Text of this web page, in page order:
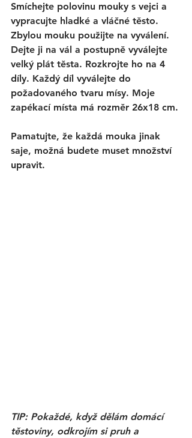
Smíchejte polovinu mouky s vejci a
vypracujte hladké a vláčné těsto.
Zbylou mouku použijte na vyválení.
Dejte ji na vál a postupně vyválejte
velký plát těsta. Rozkrojte ho na 4
díly. Každý díl vyválejte do
požadovaného tvaru mísy. Moje
zapékací místa má rozměr 26x18 cm.
Pamatujte, že každá mouka jinak
saje, možná budete muset množství
upravit.
TIP: Pokaždé, když dělám domácí
těstoviny, odkrojím si pruh a